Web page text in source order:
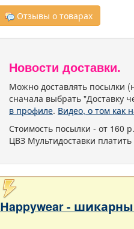
Отзывы о товарах
Новости доставки.
Можно доставлять посылки
сначала выбрать "Доставку
в профиле. Видео, о том как
Стоимость посылки - от 160
ЦВЗ Мультидоставки
Нappywear -